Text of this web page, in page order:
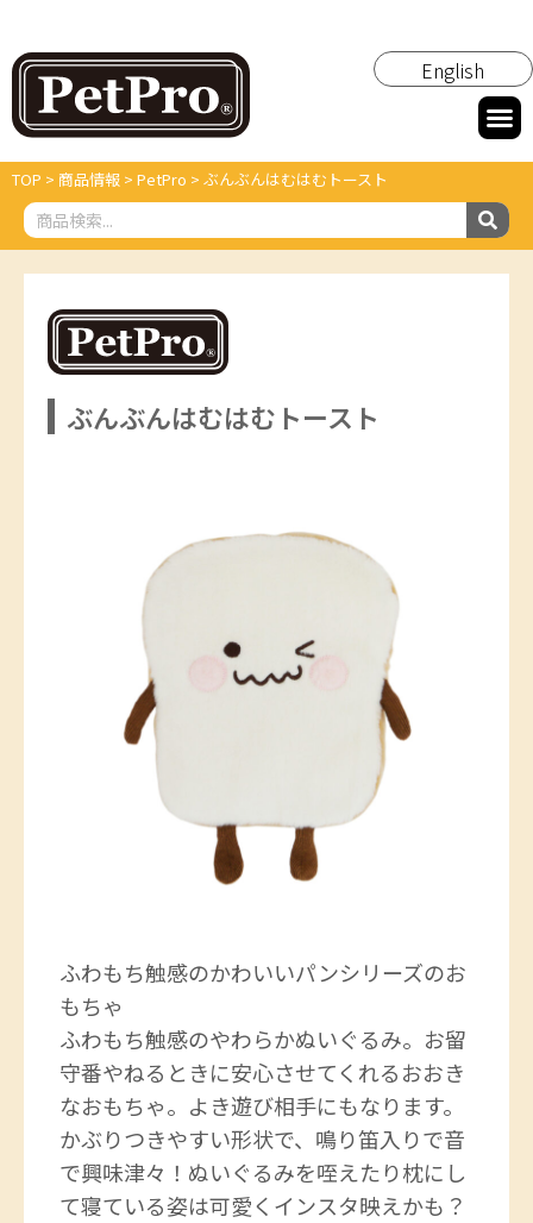
English
TOP > 商品情報 > PetPro > ぶんぶんはむはむトースト
ぶんぶんはむはむトースト
ふわもち触感のかわいいパンシリーズのお
もちゃ
ふわもち触感のやわらかぬいぐるみ。お留
守番やねるときに安心させてくれるおおき
なおもちゃ。よき遊び相手にもなります。
かぶりつきやすい形状で、鳴り笛入りで音
で興味津々！ぬいぐるみを咥えたり枕にし
て寝ている姿は可愛くインスタ映えかも？